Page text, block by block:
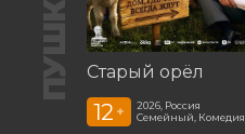
Старый орёл
12 +
2026, Россия
Семейный, Комедия